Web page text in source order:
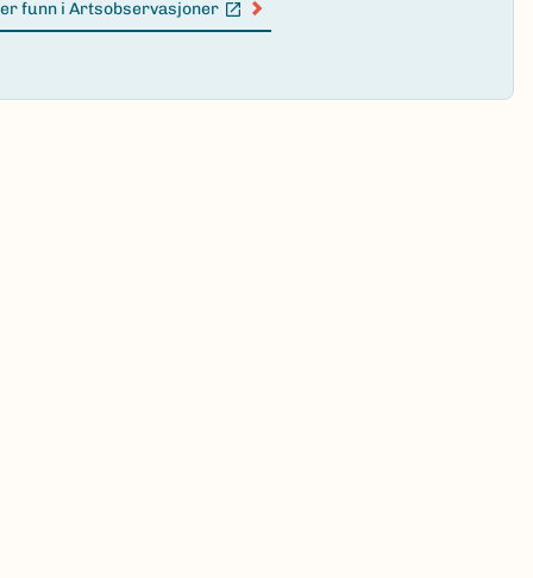
funn i Artsobservasjoner
lenke)